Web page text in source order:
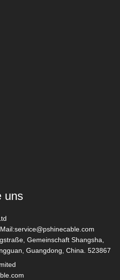
uns
service@pshinecable.com
Gemeinschaft Shangsha,
Guangdong, China. 523867